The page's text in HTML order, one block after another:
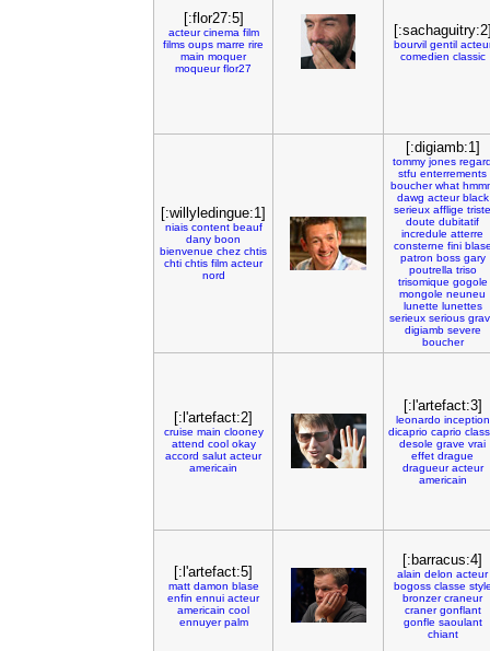
[:flor27:5]
acteur cinema film
films oups marre rire
main moquer
moqueur flor27
bourvil gentil
comedien classic
[:willyledingue:1]
niais content beauf
dany boon
bienvenue chez chtis
chti chtis film acteur
nord
[:digiamb:1]
tommy jones
stfu enterrements
boucher what
dawg acteur black
serieux afflige triste
doute dubitatif
incredule atterre
consterne fini
patron boss gary
poutrella triso
trisomique gogole
mongole neuneu
lunette lunettes
serieux serious
digiamb severe
boucher
[:l'artefact:2]
cruise main clooney
attend cool okay
accord salut acteur
americain
[:l'artefact:3]
leonardo inception
dicaprio caprio
desole grave vrai
effet drague
dragueur acteur
americain
[:l'artefact:5]
matt damon blase
enfin ennui acteur
americain cool
ennuyer palm
[:barracus:4]
alain delon acteur
bogoss classe
bronzer craneur
craner gonflant
gonfle saoulant
chiant